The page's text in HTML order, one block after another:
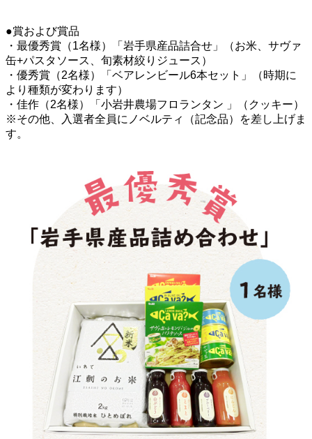
●賞および賞品
・最優秀賞（1名様）「岩手県産品詰合せ」（お米、サヴァ
缶+パスタソース、旬素材絞りジュース）
・優秀賞（2名様）「ベアレンビール6本セット」（時期に
より種類が変わります）
・佳作（2名様）「小岩井農場フロランタン 」（クッキー）
※その他、入選者全員にノベルティ（記念品）を差し上げま
す。